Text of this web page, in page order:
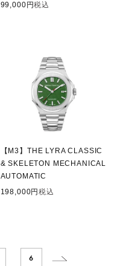
99,000
税込
【M3】THE LYRA CLASSIC
& SKELETON MECHANICAL
AUTOMATIC
198,000
税込
6